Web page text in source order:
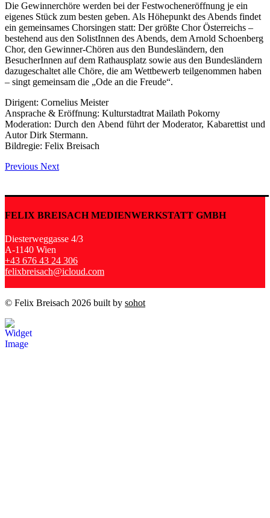
Die Gewinnerchöre werden bei der Festwocheneröffnung je ein
eigenes Stück zum besten geben. Als Höhepunkt des Abends findet
ein gemeinsames Chorsingen statt: Der größte Chor Österreichs –
bestehend aus den SolistInnen des Abends, dem Arnold Schoenberg
Chor, den Gewinner-Chören aus den Bundesländern, den
BesucherInnen auf dem Rathausplatz sowie aus den Bundesländern
dazugeschaltet alle Chöre, die am Wettbewerb teilgenommen haben
– singt gemeinsam die „Ode an die Freude“.
Dirigent: Cornelius Meister
Ansprache & Eröffnung: Kulturstadtrat Mailath Pokorny
Moderation: Durch den Abend führt der Moderator, Kabarettist und
Autor Dirk Stermann.
Bildregie: Felix Breisach
Previous Next
FELIX BREISACH MEDIENWERKSTATT GMBH
Diesterweggasse 4/3
A-1140 Wien
+43 676 43 24 306
felixbreisach@icloud.com
© Felix Breisach 2026 built by sohot